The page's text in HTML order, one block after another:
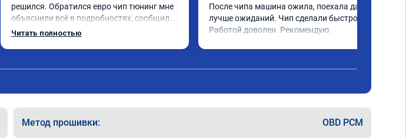
решился. Обратился евро чип тюнинг мне
объяснили всё в подробностях, сообщили
сумму записали. Приехал в назначенное
Читать полностью
После чипа машина ожила, поехала даже
лучше ожиданий. Чип сделали быстро.
Работой доволен. Рекомендую.
Метод прошивки: OBD PCM